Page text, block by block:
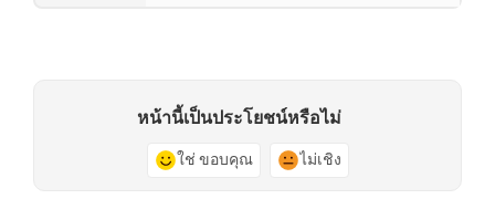
หน้านี้เป็นประโยชน์หรือไม่
ใช่ ขอบคุณ ไม่เชิง